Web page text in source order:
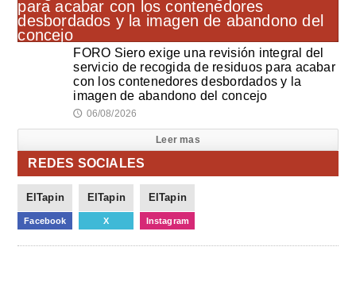
FORO Siero exige una revisión integral del
servicio de recogida de residuos para acabar
con los contenedores desbordados y la
imagen de abandono del concejo
🕔 06/08/2026
Leer mas
REDES SOCIALES
ElTapin
Facebook
ElTapin
X
ElTapin
Instagram